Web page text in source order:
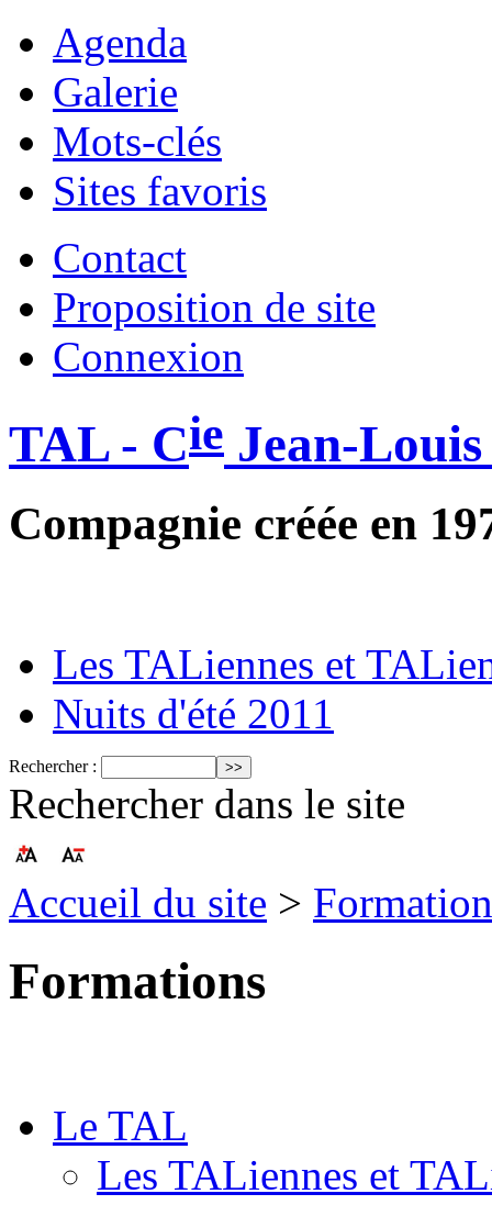
Agenda
Galerie
Mots-clés
Sites favoris
Contact
Proposition de site
Connexion
TAL - Cie Jean-
Compagnie créée en
Les TALiennes et
Nuits d'été 2011
Rechercher :
Rechercher dans le site
Accueil du site >
Formations
Le TAL
Les TALiennes et